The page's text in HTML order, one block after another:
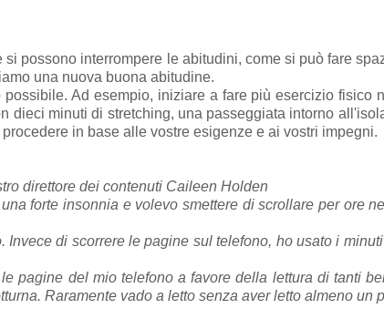
possono interrompere le abitudini, come si può fare
una nuova buona abitudine.
Ad esempio, iniziare a fare più esercizio fisico
dieci minuti di stretching, una passeggiata intorno
in base alle vostre esigenze e ai vostri impegni.
direttore dei contenuti Caileen Holden
forte insonnia e volevo smettere di scrollare per ore
di scorrere le pagine sul telefono, ho usato i
pagine del mio telefono a favore della lettura di tanti
Raramente vado a letto senza aver letto almeno un